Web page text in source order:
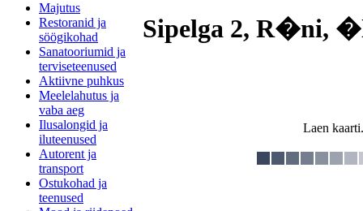
Majutus
Restoranid ja
söögikohad
Sanatooriumid ja
terviseteenused
Aktiivne puhkus
Meelelahutus ja
vaba aeg
Ilusalongid ja
iluteenused
Autorent ja
transport
Ostukohad ja
teenused
Sipelga 2, R�ni,
Laen